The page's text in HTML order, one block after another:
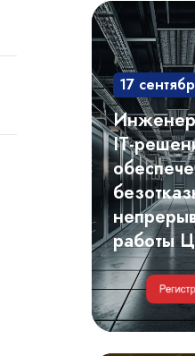
Инженерные
и
IT-
решения
для
обеспечения
безотказной
непрерывной
работы
ЦОД
17
IT-
работы